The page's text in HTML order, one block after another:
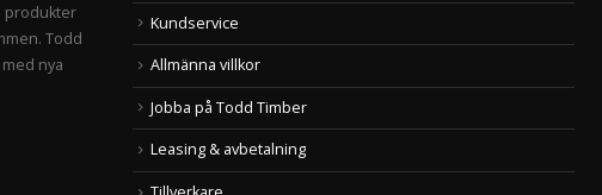
produkter
Todd
nya
Kundservice
Allmänna villkor
Jobba på Todd Timber
Leasing & avbetalning